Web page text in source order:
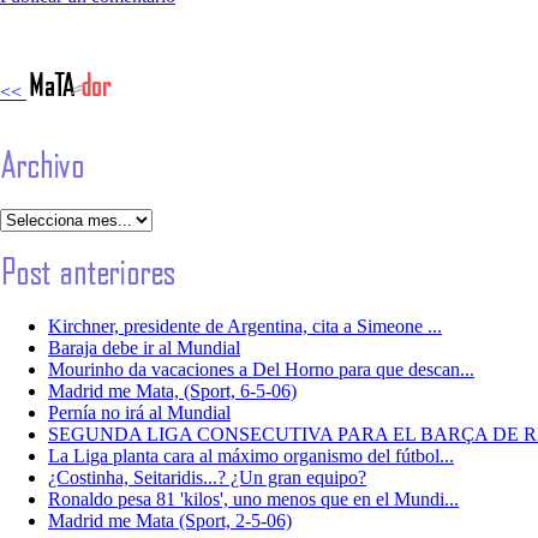
<<
Kirchner, presidente de Argentina, cita a Simeone ...
Baraja debe ir al Mundial
Mourinho da vacaciones a Del Horno para que descan...
Madrid me Mata, (Sport, 6-5-06)
Pernía no irá al Mundial
SEGUNDA LIGA CONSECUTIVA PARA EL BARÇA DE
La Liga planta cara al máximo organismo del fútbol...
¿Costinha, Seitaridis...? ¿Un gran equipo?
Ronaldo pesa 81 'kilos', uno menos que en el Mundi...
Madrid me Mata (Sport, 2-5-06)